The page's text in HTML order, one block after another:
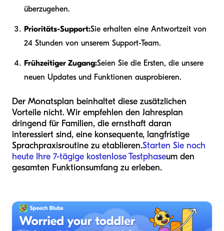
überzugehen.
Prioritäts-Support:Sie erhalten eine Antwortzeit von
24 Stunden von unserem Support-Team.
Frühzeitiger Zugang:Seien Sie die Ersten, die unsere
neuen Updates und Funktionen ausprobieren.
Der Monatsplan beinhaltet diese zusätzlichen
Vorteile nicht. Wir empfehlen den Jahresplan
dringend für Familien, die ernsthaft daran
interessiert sind, eine konsequente, langfristige
Sprachpraxisroutine zu etablieren.Starten Sie noch
heute Ihre 7-tägige kostenlose Testphaseum den
gesamten Funktionsumfang zu erleben.